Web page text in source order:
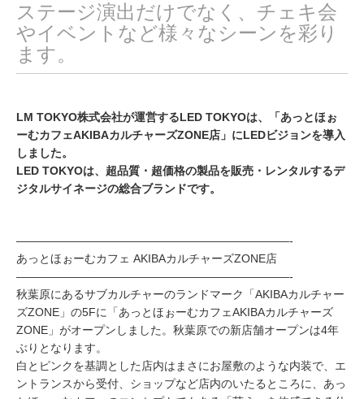
ステージ演出だけでなく、チェキ会
やイベントなど様々なシーンを彩り
ます。
LM TOKYO株式会社が運営するLED TOKYOは、「あっとほぉ
ーむカフェAKIBAカルチャーズZONE店」にLEDビジョンを導入
しました。
LED TOKYOは、超品質・超価格の製品を販売・レンタルするデ
ジタルサイネージの総合ブランドです。
————————————————————————-
あっとほぉーむカフェ AKIBAカルチャーズZONE店
————————————————————————-
秋葉原にあるサブカルチャーのランドマーク「AKIBAカルチャー
ズZONE」の5Fに「あっとほぉーむカフェAKIBAカルチャーズ
ZONE」がオープンしました。秋葉原での新店舗オープンは4年
ぶりとなります。
白とピンクを基調とした店内はまさにお屋敷のような内装で、エ
ントランスから受付、ショップなど店内のいたるところに、あっ